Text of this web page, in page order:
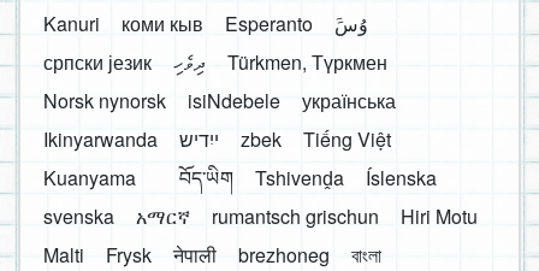
Kanuri
коми кыв Esperanto
َوُسَ
српски језик
ދިވެހި
Türkmen, Түркмен
Norsk nynorsk
isiNdebele
українська
Ikinyarwanda
ייִדיש zbek
Tiếng Việt
Kuanyama
བོད་ཡིག Tshivenḓa
Íslenska
svenska
አማርኛ rumantsch grischun
Hiri Motu
Malti
Frysk नेपाली brezhoneg
বাংলা